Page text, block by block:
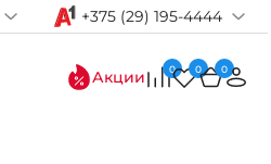
+375 (29) 195-4444
Акции 0 0 0